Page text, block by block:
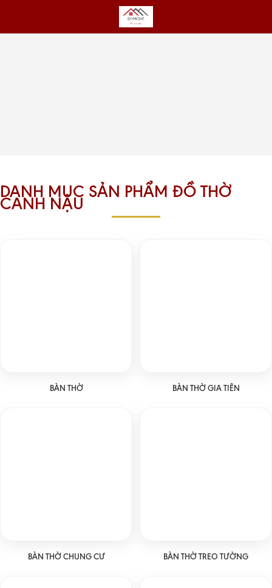
DANH MỤC SẢN PHẨM ĐỒ THỜ
CANH NẬU
BÀN THỜ BÀN THỜ GIA TIÊN
BÀN THỜ CHUNG CƯ BÀN THỜ TREO TƯỜNG